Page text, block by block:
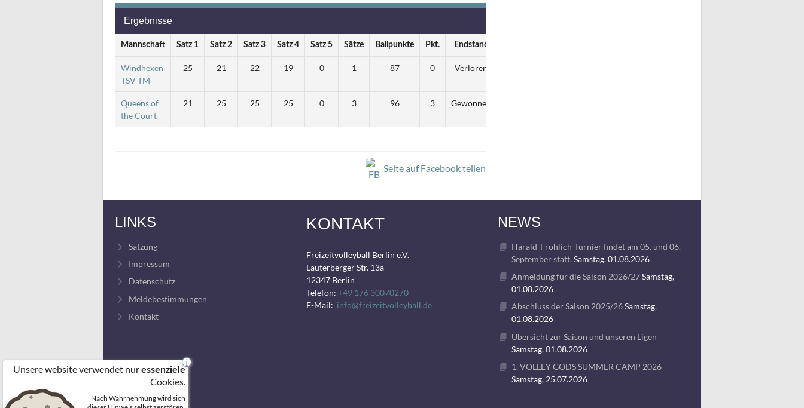
Ergebnisse
Mannschaft Satz 1 Satz 2 Satz 3 Satz 4 Satz 5 Sätze Ballpunkte Pkt. Endstand
Windhexen
TSV TM
25 21 22 19 0 1 87 0 Verloren
Queens of
the Court
21 25 25 25 0 3 96 3 Gewonnen
Seite auf Facebook teilen
LINKS
Satzung
Impressum
Datenschutz
Meldebestimmungen
Kontakt
KONTAKT
Freizeitvolleyball Berlin e.V.
Lauterberger Str. 13a
12347 Berlin
Telefon: +49 176 30070270
E-Mail: info@freizeitvolleyball.de
NEWS
Harald-Fröhlich-Turnier findet am 05. und 06.
September statt. Samstag, 01.08.2026
Anmeldung für die Saison 2026/27Samstag,
01.08.2026
Abschluss der Saison 2025/26Samstag,
01.08.2026
Übersicht zur Saison und unseren Ligen
Samstag, 01.08.2026
1. VOLLEY GODS SUMMER CAMP 2026
Samstag, 25.07.2026
Unsere website verwendet nuressenziele
Cookies.
Nach Wahrnehmung wird sich
i